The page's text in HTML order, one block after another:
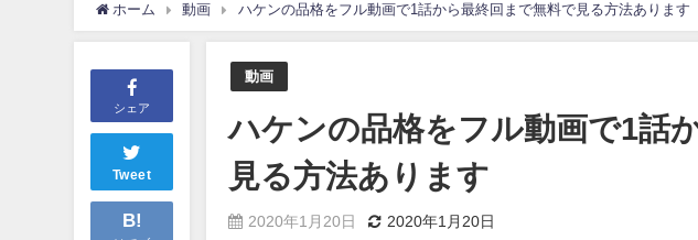
ホーム 動画 ハケンの品格をフル動画で1話から最終回まで無料で見る方法あります
シェア
Tweet
B!
動画
ハケンの品格をフル動画で1話
見る方法あります
2020年1月20日 2020年1月20日